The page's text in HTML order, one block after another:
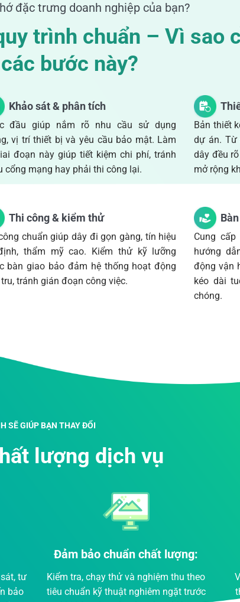
đặc trưng doanh nghiệp của bạn?
trình chuẩn – Vì sao
bước này?
Khảo sát & phân tích
đầu giúp nắm rõ nhu cầu sử dụng
vị trí thiết bị và yêu cầu bảo mật. Làm
đoạn này giúp tiết kiệm chi phí, tránh
cổng mạng hay phải thi công lại.
Bản thiết
dự án. Từ
dây đều
mở rộng
Thi công & kiểm thử
chuẩn giúp dây đi gọn gàng, tín hiệu
thẩm mỹ cao. Kiểm thử kỹ lưỡng
bàn giao bảo đảm hệ thống hoạt động
tránh gián đoạn công việc.
Cung
hướng
động vận
kéo dài
chóng.
SẼ GIÚP BẠN THAY ĐỔI
lượng dịch vụ
theo
trước
Tư vấn miễn phí 100%
Võ Minh sẽ giúp bạn giải đáp mọi
thắc mắc liên quan đến xây dựng